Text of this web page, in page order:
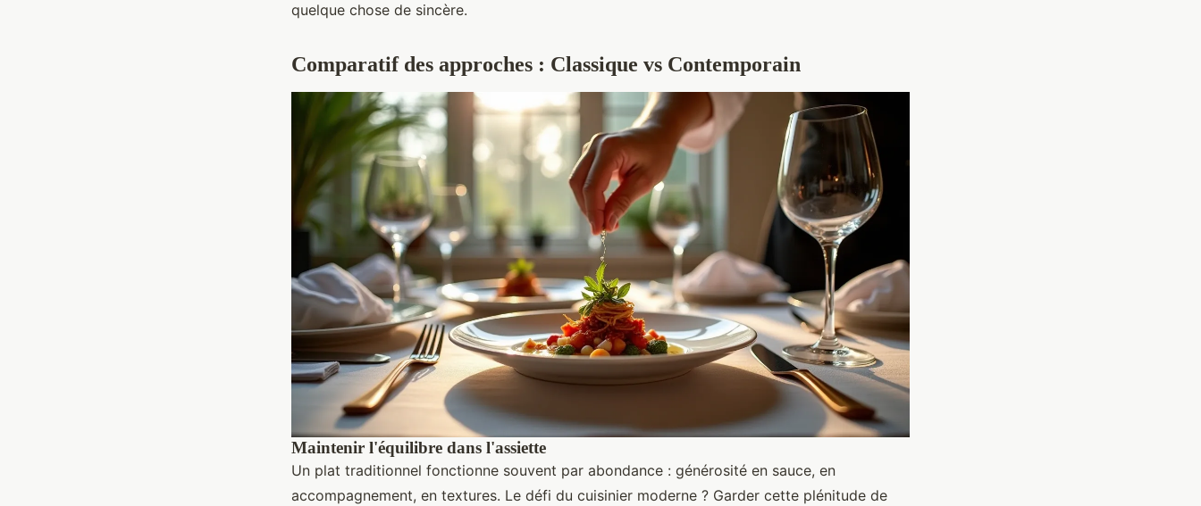
quelque chose de sincère.
Comparatif des approches : Classique vs Contemporain
Maintenir l'équilibre dans l'assiette
Un plat traditionnel fonctionne souvent par abondance : générosité en sauce, en
accompagnement, en textures. Le défi du cuisinier moderne ? Garder cette plénitude de